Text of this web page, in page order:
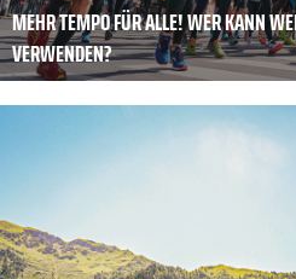
MEHR TEMPO FÜR ALLE! WER KANN
VERWENDEN?